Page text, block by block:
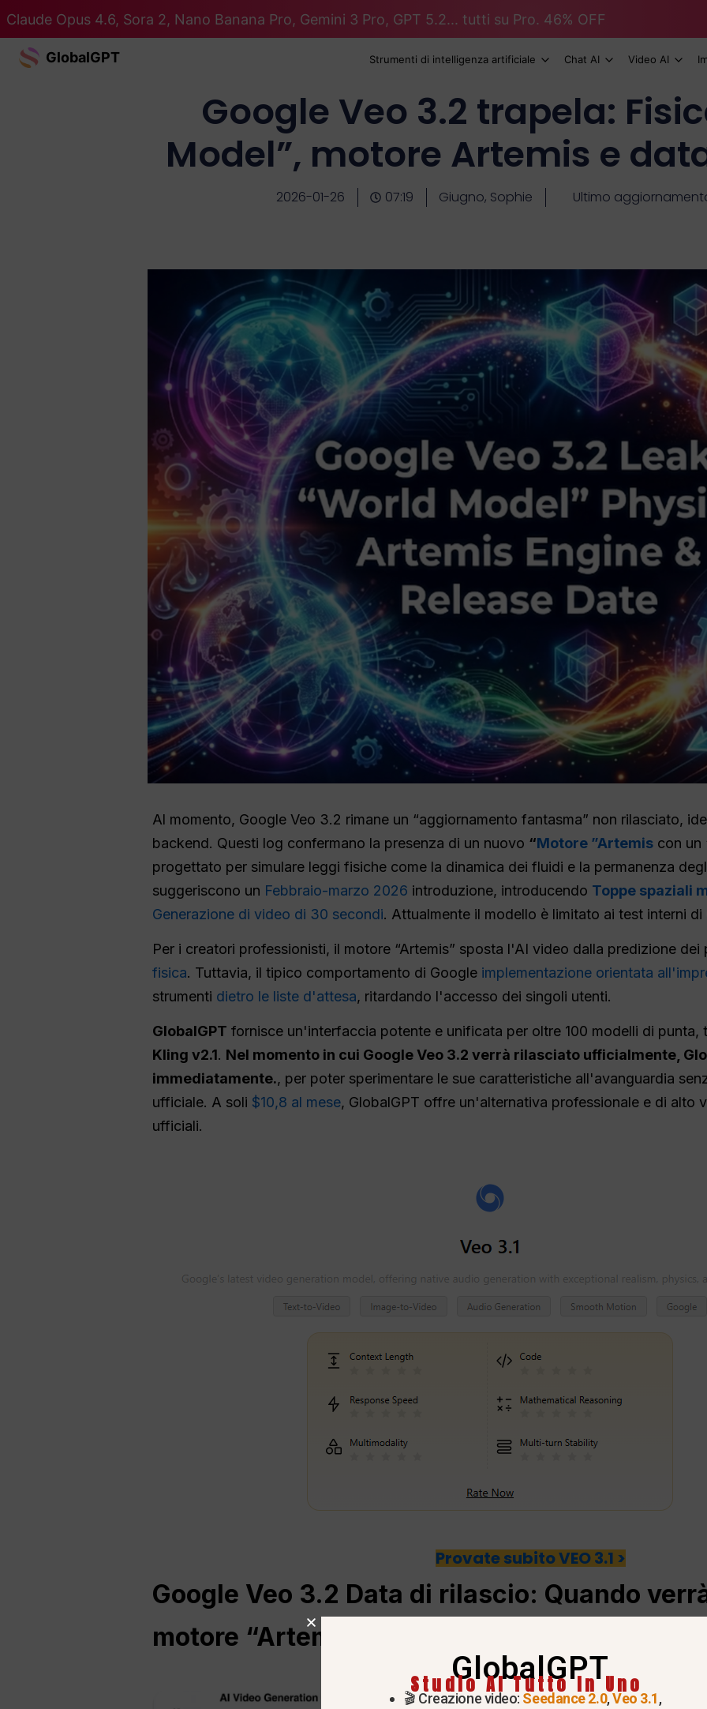
Claude Opus 4.6, Sora 2, Nano Banana Pro, Gemini 3 Pro, GPT 5.2... tutti su Pro. 46% OFF
GlobalGPT Strumenti di intelligenza artificiale Chat AI Video AI
Google Veo 3.2 trapela:
Model”, motore Artemis e
2026-01-26 07:19 Giugno, Sophie Ultimo
Al momento, Google Veo 3.2 rimane un “aggiornamento fantasma” non rilasciato,
backend. Questi log confermano la presenza di un nuovo “Motore ”Artemis con un
progettato per simulare leggi fisiche come la dinamica dei fluidi e la permanenza
suggeriscono un Febbraio-marzo 2026 introduzione, introducendo Toppe spaziali
Generazione di video di 30 secondi. Attualmente il modello è limitato ai test interni
Per i creatori professionisti, il motore “Artemis” sposta l'AI video dalla predizione dei
fisica. Tuttavia, il tipico comportamento di Google implementazione orientata
strumenti dietro le liste d'attesa, ritardando l'accesso dei singoli utenti.
GlobalGPT fornisce un'interfaccia potente e unificata per oltre 100 modelli di punta,
Kling v2.1. Nel momento in cui Google Veo 3.2 verrà rilasciato ufficialmente,
immediatamente., per poter sperimentare le sue caratteristiche all'avanguardia
ufficiale. A soli $10,8 al mese, GlobalGPT offre un'alternativa professionale e di alto
ufficiali.
Provate subito VEO 3.1 >
Google Veo 3.2 Data di rilascio: Quando
motore “Artemis”?
GlobalGPT
Studio AI Tutto In Uno
🎬 Creazione video: Seedance 2.0,Veo 3.1,